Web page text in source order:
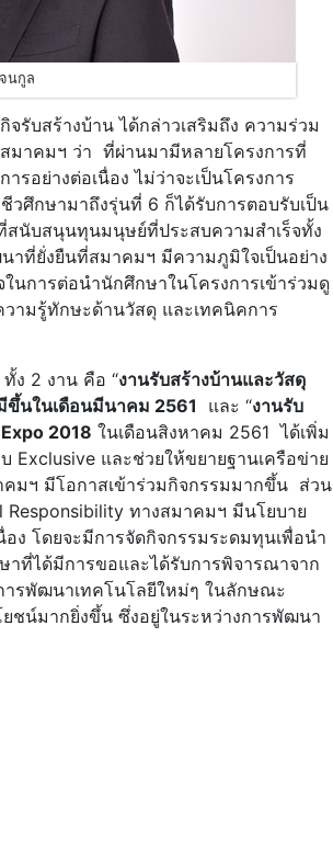
นกูล
จรับสร้างบ้าน ได้กล่าวเสริมถึง ความร่วม
มาคมฯ ว่า ที่ผ่านมามีหลายโครงการที่
รอย่างต่อเนื่อง ไม่ว่าจะเป็นโครงการ
ศึกษามาถึงรุ่นที่ 6 ก็ได้รับการตอบรับเป็น
นับสนุนทุนมนุษย์ที่ประสบความสำเร็จทั้ง
าที่ยั่งยืนที่สมาคมฯ มีความภูมิใจเป็นอย่าง
นการต่อนำนักศึกษาในโครงการเข้าร่วมดู
วามรู้ทักษะด้านวัสดุ และเทคนิคการ
ง 2 งาน คือ “งานรับสร้างบ้านและวัสดุ
ขึ้นในเดือนมีนาคม 2561 และ “งานรับ
2018 ในเดือนสิงหาคม 2561 ได้เพิ่ม
Exclusive และช่วยให้ขยายฐานเครือข่าย
คมฯ มีโอกาสเข้าร่วมกิจกรรมมากขึ้น ส่วน
Responsibility ทางสมาคมฯ มีนโยบาย
ง โดยจะมีการจัดกิจกรรมระดมทุนเพื่อนำ
าที่ได้มีการขอและได้รับการพิจารณาจาก
รพัฒนาเทคโนโลยีใหม่ๆ ในลักษณะ
ชน์มากยิ่งขึ้น ซึ่งอยู่ในระหว่างการพัฒนา